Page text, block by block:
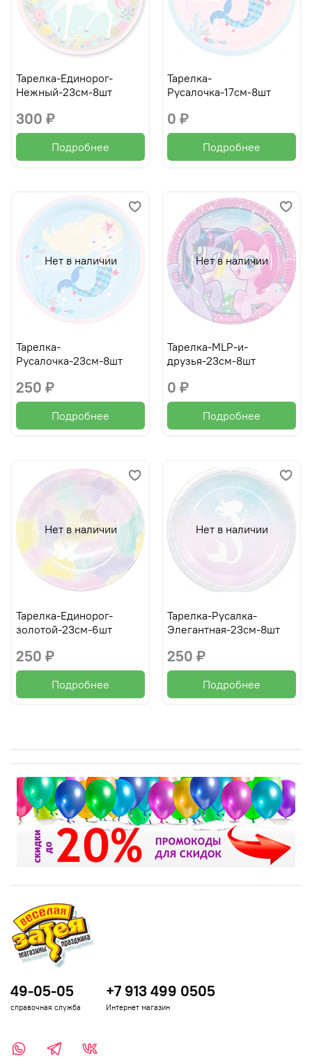
Тарелка-Единорог-
Нежный-23см-8шт
300 ₽
Подробнее
Тарелка-
Русалочка-17см-8шт
0 ₽
Подробнее
Нет в наличии
Тарелка-
Русалочка-23см-8шт
250 ₽
Подробнее
Нет в наличии
Тарелка-MLP-и-
друзья-23см-8шт
0 ₽
Подробнее
Нет в наличии
Тарелка-Единорог-
золотой-23см-6шт
250 ₽
Подробнее
Нет в наличии
Тарелка-Русалка-
Элегантная-23см-8шт
250 ₽
Подробнее
49-05-05
справочная служба
+7 913 499 0505
Интернет магазин